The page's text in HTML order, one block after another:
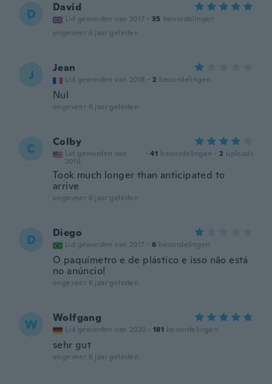
D David
Lid geworden van 2017 · 35 beoordelingen
ongeveer 6 jaar geleden
J Jean
Lid geworden van 2018 · 2 beoordelingen
Nul
ongeveer 6 jaar geleden
C Colby
Lid geworden van
2016
· 41 beoordelingen · 2 uploads
Took much longer than anticipated to
arrive
ongeveer 6 jaar geleden
D Diego
Lid geworden van 2017 · 6 beoordelingen
O paquímetro e de plástico e isso não está
no anúncio!
ongeveer 6 jaar geleden
W Wolfgang
Lid geworden van 2020 · 181 beoordelingen
sehr gut
ongeveer 6 jaar geleden